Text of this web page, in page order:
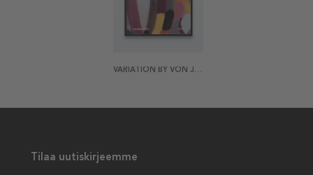
VARIATION BY VON JAWLENSKY JULISTE
Tilaa uutiskirjeemme